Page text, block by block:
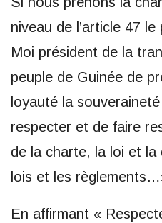
niveau de l’article 47
Moi président de la
peuple de Guinée de
loyauté la
respecter et de faire
de la charte, la loi et la
lois et les
En affirmant «